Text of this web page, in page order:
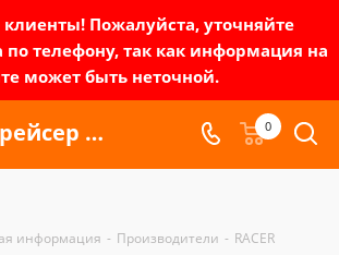
Пожалуйста, уточняйте
по телефону, так как информация на
может быть неточной.
купить рейсер эндуро RACER 0
информация - Производители - RACER